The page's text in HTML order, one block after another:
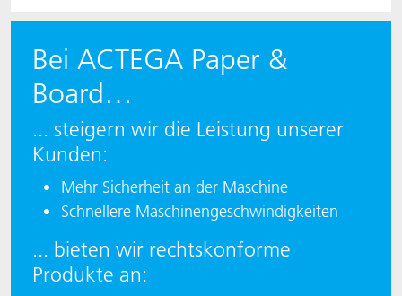
Bei ACTEGA Paper &
Board…
... steigern wir die Leistung unserer
Kunden:
Mehr Sicherheit an der Maschine
Schnellere Maschinengeschwindigkeiten
... bieten wir rechtskonforme
Produkte an: